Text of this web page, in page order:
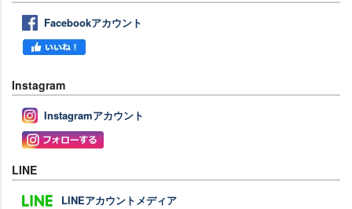
Facebookアカウント
Instagram
Instagramアカウント
LINE
LINEアカウントメディア